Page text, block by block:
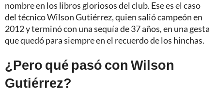
nombre en los libros gloriosos del club. Ese es el caso
del técnico Wilson Gutiérrez, quien salió campeón en
2012 y terminó con una sequía de 37 años, en una gesta
que quedó para siempre en el recuerdo de los hinchas.
¿Pero qué pasó con Wilson
Gutiérrez?